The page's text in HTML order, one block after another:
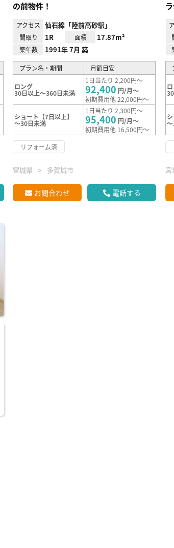
の前物件！
アクセス 仙石線「陸前高砂駅」
間取り 1R 面積 17.87m²
築年数 1991年 7月 築
プラン名・期間 月額目安
ロング
30日以上～360日未満
1日当たり 2,200円～
92,400 円/月～
初期費用他 22,000円～
ショート【7日以上】
～30日未満
1日当たり 2,300円～
95,400 円/月～
初期費用他 16,500円～
リフォーム済
宮城県 多賀城市
お問合わせ 電話する
宮